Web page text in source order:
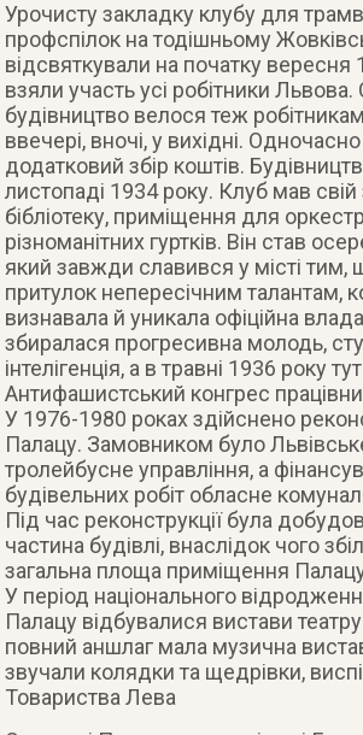
Урочисту закладку клубу для
профспілок на тодішньому
відсвяткували на початку вересня
взяли участь усі робітники
будівництво велося теж
ввечері, вночі, у вихідні.
додатковий збір коштів.
листопаді 1934 року. Клуб мав свій
бібліотеку, приміщення для
різноманітних гуртків. Він став
який завжди славився у місті тим,
притулок непересічним талантам,
визнавала й уникала офіційна
збиралася прогресивна молодь,
інтелігенція, а в травні 1936 року
Антифашистський конгрес
У 1976-1980 роках здійснено
Палацу. Замовником було
тролейбусне управління, а
будівельних робіт обласне
Під час реконструкції була
частина будівлі, внаслідок чого
загальна площа приміщення
У період національного
Палацу відбувалися вистави
повний аншлаг мала музична
звучали колядки та щедрівки,
Товариства Лева